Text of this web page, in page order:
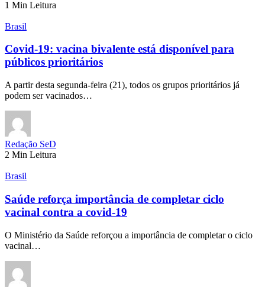
1 Min Leitura
Brasil
Covid-19: vacina bivalente está disponível para
públicos prioritários
A partir desta segunda-feira (21), todos os grupos prioritários já
podem ser vacinados…
Redação SeD
2 Min Leitura
Brasil
Saúde reforça importância de completar ciclo
vacinal contra a covid-19
O Ministério da Saúde reforçou a importância de completar o ciclo
vacinal…